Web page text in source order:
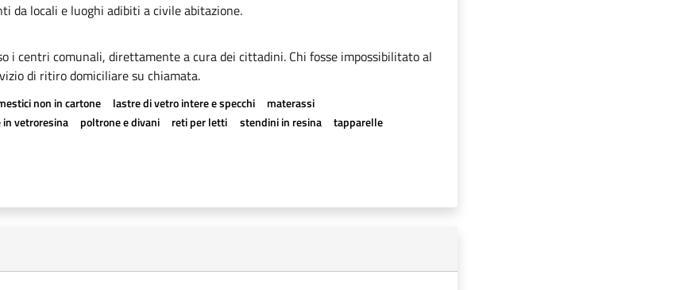
da locali e luoghi adibiti a civile abitazione.
i centri comunali, direttamente a cura dei cittadini. Chi fosse impossibilitato al
di ritiro domiciliare su chiamata.
non in cartone lastre di vetro intere e specchi
materassi
vetroresina poltrone e divani reti per letti stendini in resina
tapparelle